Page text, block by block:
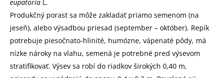
eupatoria L.
Produkčný porast sa môže zakladať priamo semenom (na
jeseň), alebo výsadbou priesad (september – október). Repík
potrebuje piesočnato-hlinité, humózne, vápenaté pôdy, má
nízke nároky na vlahu, semená je potrebné pred výsevom
stratifikovať. Výsev sa robí do riadkov širokých 0,40 m,